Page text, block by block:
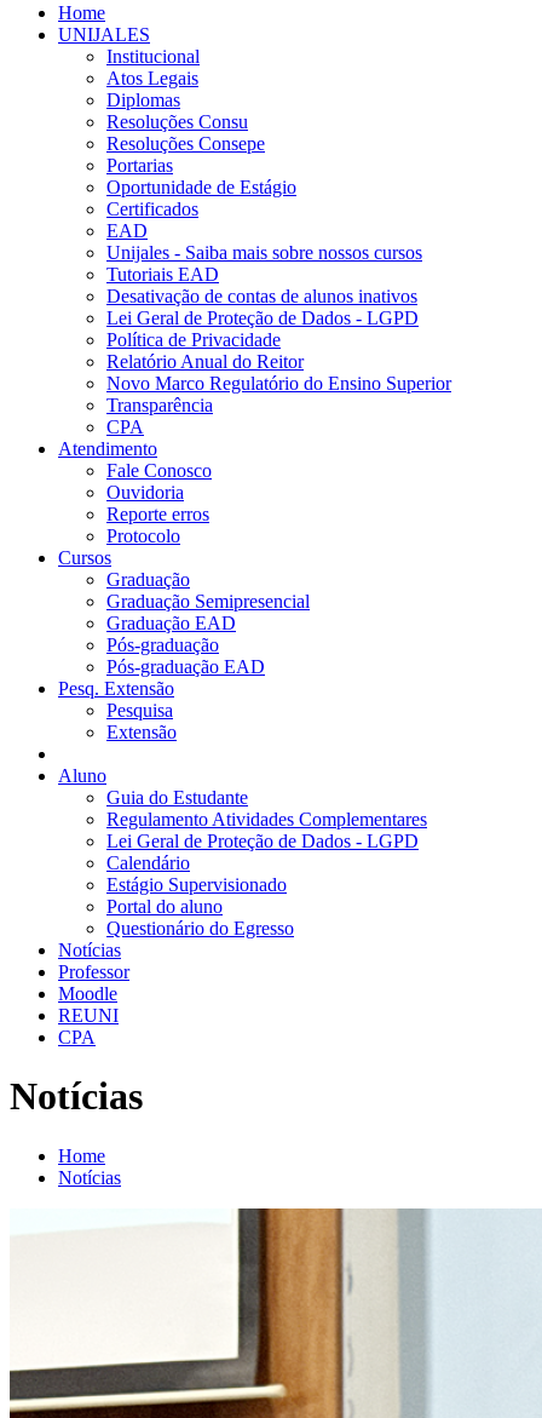
Home
UNIJALES
Institucional
Atos Legais
Diplomas
Resoluções Consu
Resoluções Consepe
Portarias
Oportunidade de Estágio
Certificados
EAD
Unijales - Saiba mais sobre nossos cursos
Tutoriais EAD
Desativação de contas de alunos inativos
Lei Geral de Proteção de Dados - LGPD
Política de Privacidade
Relatório Anual do Reitor
Novo Marco Regulatório do Ensino Superior
Transparência
CPA
Atendimento
Fale Conosco
Ouvidoria
Reporte erros
Protocolo
Cursos
Graduação
Graduação Semipresencial
Graduação EAD
Pós-graduação
Pós-graduação EAD
Pesq. Extensão
Pesquisa
Extensão
Aluno
Guia do Estudante
Regulamento Atividades Complementares
Lei Geral de Proteção de Dados - LGPD
Calendário
Estágio Supervisionado
Portal do aluno
Questionário do Egresso
Notícias
Professor
Moodle
REUNI
CPA
Notícias
Home
Notícias